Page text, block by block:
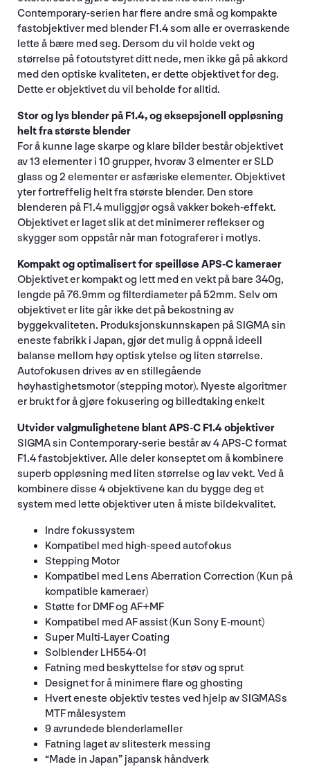
Contemporary-serien har flere andre små og kompakte
fastobjektiver med blender F1.4 som alle er overraskende
lette å bære med seg. Dersom du vil holde vekt og
størrelse på fotoutstyret ditt nede, men ikke gå på akkord
med den optiske kvaliteten, er dette objektivet for deg.
Dette er objektivet du vil beholde for alltid.
Stor og lys blender på F1.4, og eksepsjonell oppløsning
helt fra største blender
For å kunne lage skarpe og klare bilder består objektivet
av 13 elementer i 10 grupper, hvorav 3 elmenter er SLD
glass og 2 elementer er asfæriske elementer. Objektivet
yter fortreffelig helt fra største blender. Den store
blenderen på F1.4 muliggjør også vakker bokeh-effekt.
Objektivet er laget slik at det minimerer reflekser og
skygger som oppstår når man fotograferer i motlys.
Kompakt og optimalisert for speilløse APS-C kameraer
Objektivet er kompakt og lett med en vekt på bare 340g,
lengde på 76.9mm og filterdiameter på 52mm. Selv om
objektivet er lite går ikke det på bekostning av
byggekvaliteten. Produksjonskunnskapen på SIGMA sin
eneste fabrikk i Japan, gjør det mulig å oppnå ideell
balanse mellom høy optisk ytelse og liten størrelse.
Autofokusen drives av en stillegående
høyhastighetsmotor (stepping motor). Nyeste algoritmer
er brukt for å gjøre fokusering og billedtaking enkelt
Utvider valgmulighetene blant APS-C F1.4 objektiver
SIGMA sin Contemporary-serie består av 4 APS-C format
F1.4 fastobjektiver. Alle deler konseptet om å kombinere
superb oppløsning med liten størrelse og lav vekt. Ved å
kombinere disse 4 objektivene kan du bygge deg et
system med lette objektiver uten å miste bildekvalitet.
Indre fokussystem
Kompatibel med high-speed autofokus
Stepping Motor
Kompatibel med Lens Aberration Correction (Kun på
kompatible kameraer)
Støtte for DMF og AF+MF
Kompatibel med AF assist (Kun Sony E-mount)
Super Multi-Layer Coating
Solblender LH554-01
Fatning med beskyttelse for støv og sprut
Designet for å minimere flare og ghosting
Hvert eneste objektiv testes ved hjelp av SIGMASs
MTF målesystem
9 avrundede blenderlameller
Fatning laget av slitesterk messing
“Made in Japan” japansk håndverk